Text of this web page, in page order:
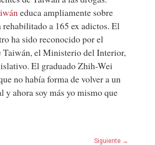
educa ampliamente sobre
a 165 ex adictos. El
ha sido reconocido por el
Taiwán, el Ministerio del Interior,
El graduado Zhih-Wei
no había forma de volver a un
y ahora soy más yo mismo que
Siguiente →